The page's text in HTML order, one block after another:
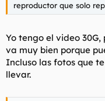
reproductor que solo
Yo tengo el video
va muy bien porque
Incluso las fotos que
llevar.